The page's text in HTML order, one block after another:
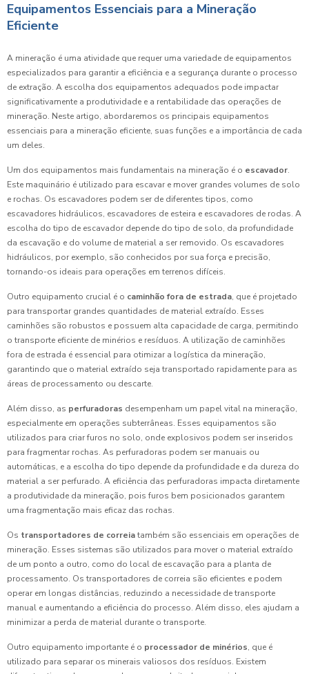
Equipamentos Essenciais para a Mineração
Eficiente
A mineração é uma atividade que requer uma variedade de equipamentos
especializados para garantir a eficiência e a segurança durante o processo
de extração. A escolha dos equipamentos adequados pode impactar
significativamente a produtividade e a rentabilidade das operações de
mineração. Neste artigo, abordaremos os principais equipamentos
essenciais para a mineração eficiente, suas funções e a importância de cada
um deles.
Um dos equipamentos mais fundamentais na mineração é o escavador.
Este maquinário é utilizado para escavar e mover grandes volumes de solo
e rochas. Os escavadores podem ser de diferentes tipos, como
escavadores hidráulicos, escavadores de esteira e escavadores de rodas. A
escolha do tipo de escavador depende do tipo de solo, da profundidade
da escavação e do volume de material a ser removido. Os escavadores
hidráulicos, por exemplo, são conhecidos por sua força e precisão,
tornando-os ideais para operações em terrenos difíceis.
Outro equipamento crucial é o caminhão fora de estrada, que é projetado
para transportar grandes quantidades de material extraído. Esses
caminhões são robustos e possuem alta capacidade de carga, permitindo
o transporte eficiente de minérios e resíduos. A utilização de caminhões
fora de estrada é essencial para otimizar a logística da mineração,
garantindo que o material extraído seja transportado rapidamente para as
áreas de processamento ou descarte.
Além disso, as perfuradoras desempenham um papel vital na mineração,
especialmente em operações subterrâneas. Esses equipamentos são
utilizados para criar furos no solo, onde explosivos podem ser inseridos
para fragmentar rochas. As perfuradoras podem ser manuais ou
automáticas, e a escolha do tipo depende da profundidade e da dureza do
material a ser perfurado. A eficiência das perfuradoras impacta diretamente
a produtividade da mineração, pois furos bem posicionados garantem
uma fragmentação mais eficaz das rochas.
Os transportadores de correiatambém são essenciais em operações de
mineração. Esses sistemas são utilizados para mover o material extraído
de um ponto a outro, como do local de escavação para a planta de
processamento. Os transportadores de correia são eficientes e podem
operar em longas distâncias, reduzindo a necessidade de transporte
manual e aumentando a eficiência do processo. Além disso, eles ajudam a
minimizar a perda de material durante o transporte.
Outro equipamento importante é o processador de minérios, que é
utilizado para separar os minerais valiosos dos resíduos. Existem